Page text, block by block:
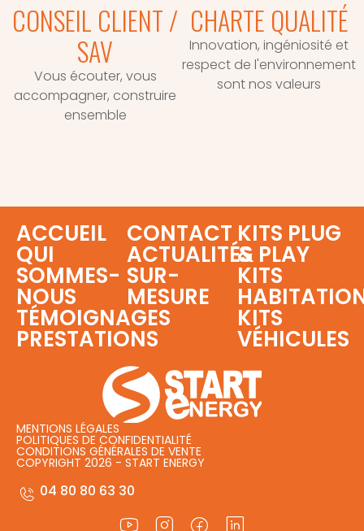
CONSEIL CLIENT /
SAV
Vous écouter, vous
accompagner, construire
ensemble
CHARTE QUALITÉ
Innovation, ingéniosité et
respect de l'environnement
sont nos valeurs
MENTIONS LÉGALES
POLITIQUES DE CONFIDENTIALITÉ
CONDITIONS GÉNÉRALES DE VENTE
COPYRIGHT 2026 - START ENERGY
ACCUEIL
QUI
SOMMES-
NOUS
TÉMOIGNAGES
PRESTATIONS
CONTACT
ACTUALITÉS
SUR-
MESURE
KITS PLUG
& PLAY
KITS
KITS
VÉHICULES
04 80 80 63 30